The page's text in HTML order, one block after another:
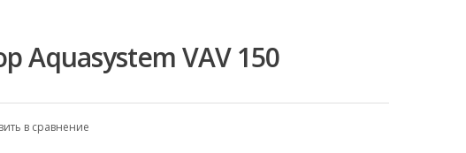
Aquasystem VAV 150
в сравнение